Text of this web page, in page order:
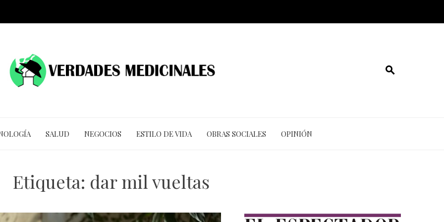
SALUD NEGOCIOS ESTILO DE VIDA OBRAS SOCIALES OPINIÓN
Etiqueta: dar mil vueltas